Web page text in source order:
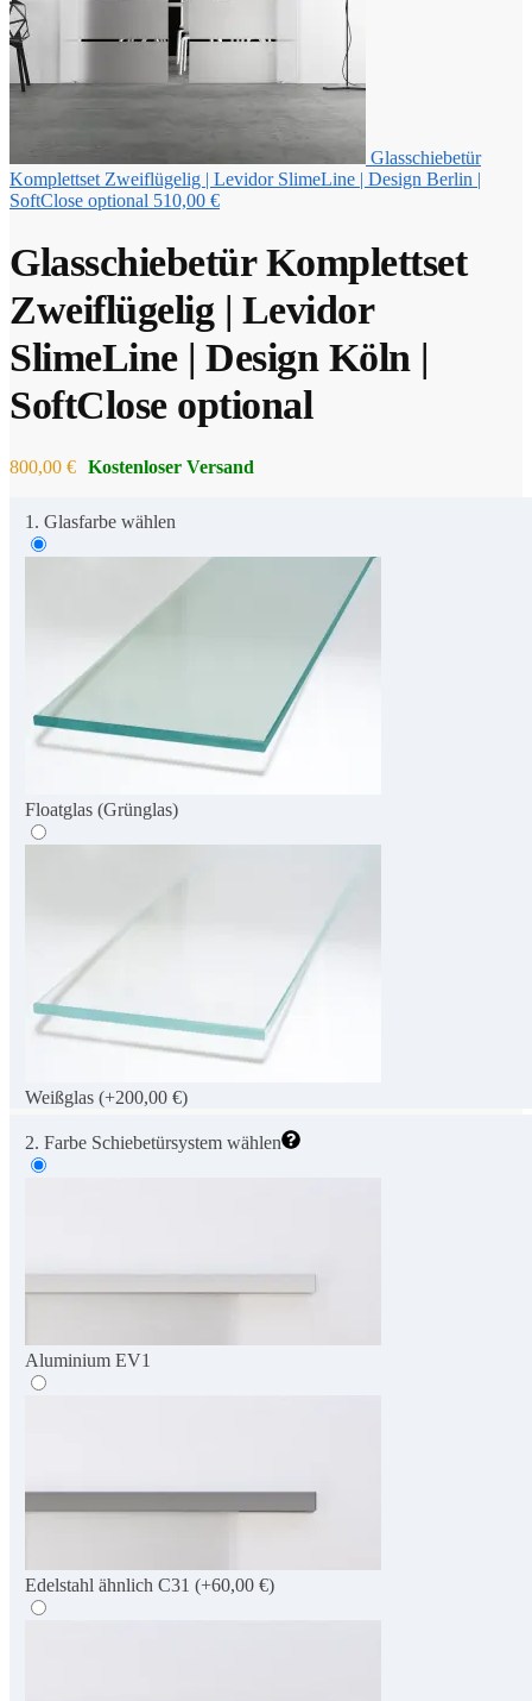
Glasschiebetür
Komplettset Zweiflügelig | Levidor SlimeLine | Design Berlin |
SoftClose optional 510,00 €
Glasschiebetür Komplettset
Zweiflügelig | Levidor
SlimeLine | Design Köln |
SoftClose optional
800,00 €
1. Glasfarbe wählen
Floatglas (Grünglas)
Weißglas (+200,00 €)
2. Farbe Schiebetürsystem wählen
Aluminium EV1
Edelstahl ähnlich C31 (+60,00 €)